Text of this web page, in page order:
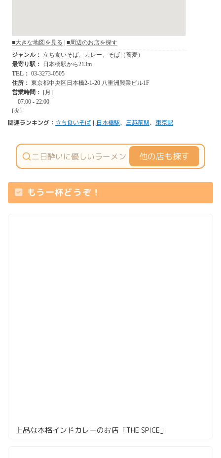
関連ランキング： 立ち食いそば | 日本橋駅、 三越前駅、 東京駅
他の店も探す
もう一杯どうぞ！
上品な本格インドカレーのお店「THE SPICE」